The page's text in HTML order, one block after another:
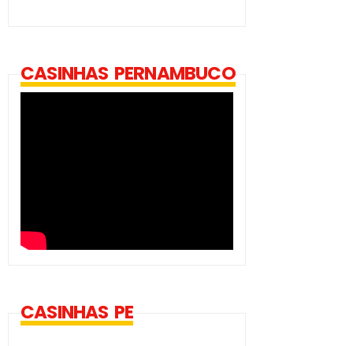
CASINHAS PERNAMBUCO
CASINHAS PE